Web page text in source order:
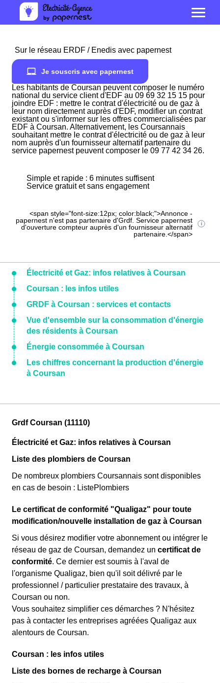
Sur le réseau ERDF / Enedis avec papernest
Je souscris avec papernest
Les habitants de Coursan peuvent composer le numéro
national du service client d'EDF au 09 69 32 15 15 pour
joindre EDF : mettre le contrat d'électricité ou de gaz à
leur nom directement auprès d'EDF, modifier un contrat
existant ou s'informer sur les offres commercialisées par
EDF à Coursan. Alternativement, les Coursannais
souhaitant mettre le contrat d'électricité ou de gaz à leur
nom auprès d'un fournisseur alternatif partenaire du
service papernest peuvent composer le 09 77 42 34 26.
Simple et rapide : 6 minutes suffisent
Service gratuit et sans engagement
<span style="font-size:12px; color:black;">Annonce -
papernest n'est pas partenaire d'Grdf. Service papernest
d'ouverture compteur auprès d'un fournisseur alternatif
partenaire.</span>
Électricité et Gaz: infos relatives à Coursan
Coursan : les infos utiles
GRDF à Coursan : services et contacts
Vue d'ensemble sur la consommation d'énergie
des résidents à Coursan
Énergie consommée à Coursan
Les chiffres concernant la production d'énergie
à Coursan
Grdf Coursan (11110)
Électricité et Gaz: infos relatives à Coursan
Liste des plombiers de Coursan
De nombreux plombiers Coursannais sont disponibles
en cas de besoin : ListePlombiers
Le certificat de conformité "Qualigaz" pour toute
modification/nouvelle installation de gaz à Coursan
Si vous désirez modifier votre abonnement ou intégrer le
réseau de gaz de Coursan, demandez un certificat de
conformité. Ce dernier est soumis à l'aval de
l'organisme Qualigaz, bien qu'il soit délivré par le
professionnel / particulier prestataire des travaux, à
Coursan ou non.
Vous souhaitez simplifier ces démarches ? N'hésitez
pas à contacter les entreprises agréées Qualigaz aux
alentours de Coursan.
Coursan : les infos utiles
Liste des bornes de recharge à Coursan